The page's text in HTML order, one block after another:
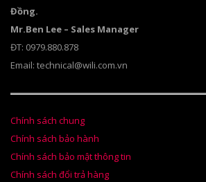
Đồng.
Mr.Ben Lee – Sales Manager
ĐT: 0979.880.878
Email: technical@wili.com.vn
Chính sách chung
Chính sách bảo hành
Chính sách bảo mật thông tin
Chính sách đổi trả hàng